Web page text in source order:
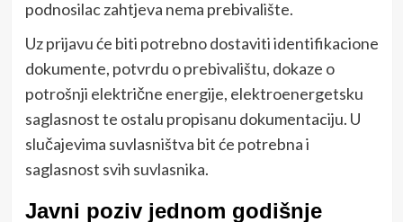
podnosilac zahtjeva nema prebivalište.
Uz prijavu će biti potrebno dostaviti identifikacione
dokumente, potvrdu o prebivalištu, dokaze o
potrošnji električne energije, elektroenergetsku
saglasnost te ostalu propisanu dokumentaciju. U
slučajevima suvlasništva bit će potrebna i
saglasnost svih suvlasnika.
Javni poziv jednom godišnje